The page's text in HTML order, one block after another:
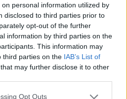
personal information utilized by
disclosed to third parties prior to
opt-out of the further
information by third parties on the
This information may
third parties on the IAB’s List of
that may further disclose it to other
Opt Outs
que desees sobre